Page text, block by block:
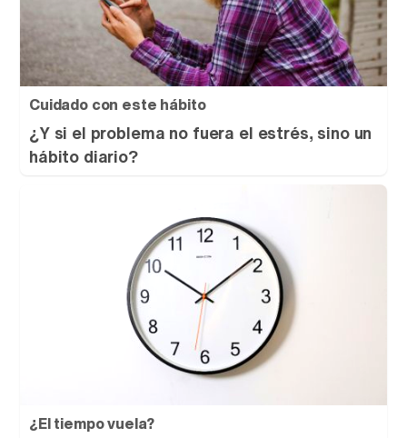
Cuidado con este hábito
¿Y si el problema no fuera el estrés, sino un
hábito diario?
¿El tiempo vuela?